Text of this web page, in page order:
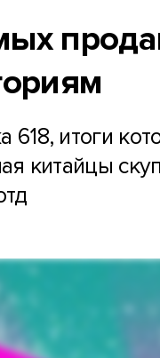
итоги
китайцы